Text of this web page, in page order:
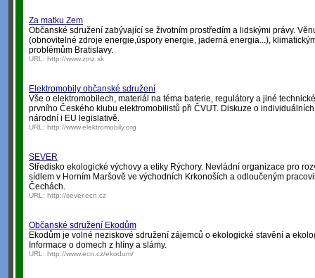
Za matku Zem
Občanské sdružení zabývající se životním prostředím a lidskými právy.
(obnovitelné zdroje energie,úspory energie, jaderná energia...),
problémům Bratislavy.
URL: http://www.zmz.sk
Elektromobily občanské sdružení
Vše o elektromobilech, materiál na téma baterie, regulátory a jiné
prvního Českého klubu elektromobilistů při ČVUT. Diskuze o
národní i EU legislativě.
URL: http://www.elektromobily.org
SEVER
Středisko ekologické výchovy a etiky Rýchory. Nevládní organizace pro
sídlem v Horním Maršově ve východních Krkonoších a odloučeným
Čechách.
URL: http://sever.ecn.cz
Občanské sdružení Ekodům
Ekodům je volné neziskové sdružení zájemců o ekologické stavění a
Informace o domech z hlíny a slámy.
URL: http://www.ecn.cz/ekodum/